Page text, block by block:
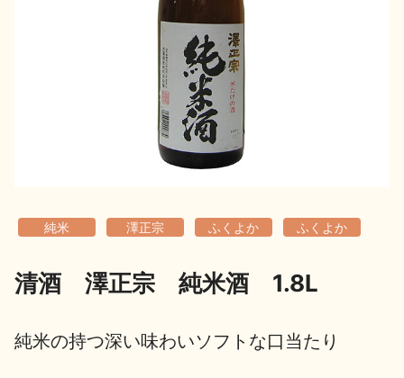
地酒解体新書
歳時記 地酒蔵元会検定
純米 澤正宗 ふくよか ふくよか
清酒 澤正宗 純米酒 1.8L
純米の持つ深い味わいソフトな口当たり